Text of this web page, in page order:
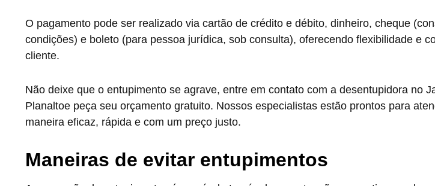
O pagamento pode ser realizado via cartão de crédito e débito, dinheiro, cheque
condições) e boleto (para pessoa jurídica, sob consulta), oferecendo flexibilidade e
cliente.
Não deixe que o entupimento se agrave, entre em contato com a desentupidora no
Planaltoe peça seu orçamento gratuito. Nossos especialistas estão prontos para
maneira eficaz, rápida e com um preço justo.
Maneiras de evitar entupimentos